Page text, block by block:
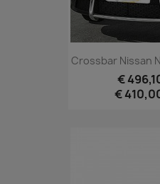
Crossbar Nissan
€
€